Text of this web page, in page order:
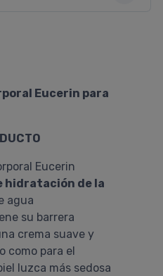
Eucerin para
Eucerin
hidratación de la
agua
su barrera
crema suave y
como para el
luzca más sedosa